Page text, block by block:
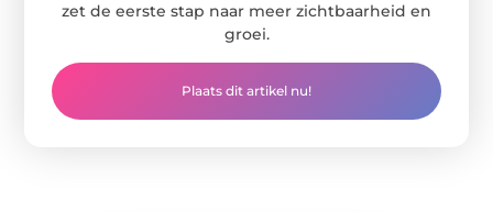
zet de eerste stap naar meer zichtbaarheid en
groei.
Plaats dit artikel nu!